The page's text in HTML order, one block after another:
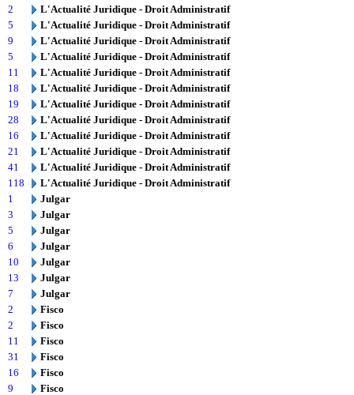
2
L'Actualité Juridique - Droit Administratif
5
L'Actualité Juridique - Droit Administratif
9
L'Actualité Juridique - Droit Administratif
5
L'Actualité Juridique - Droit Administratif
11
L'Actualité Juridique - Droit Administratif
18
L'Actualité Juridique - Droit Administratif
19
L'Actualité Juridique - Droit Administratif
28
L'Actualité Juridique - Droit Administratif
16
L'Actualité Juridique - Droit Administratif
21
L'Actualité Juridique - Droit Administratif
41
L'Actualité Juridique - Droit Administratif
118
L'Actualité Juridique - Droit Administratif
1
Julgar
3
Julgar
5
Julgar
6
Julgar
10
Julgar
13
Julgar
7
Julgar
2
Fisco
2
Fisco
11
Fisco
31
Fisco
16
Fisco
9
Fisco